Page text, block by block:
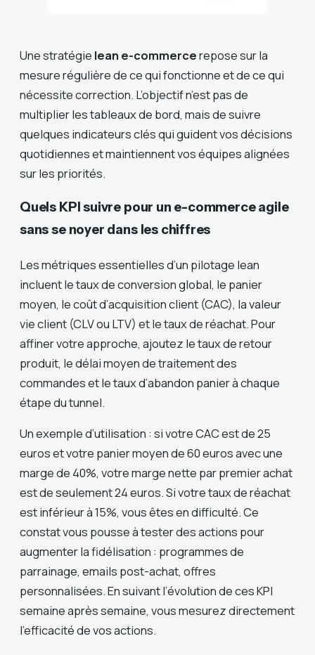
Une stratégie lean e-commercerepose sur la
mesure régulière de ce qui fonctionne et de ce qui
nécessite correction. L’objectif n’est pas de
multiplier les tableaux de bord, mais de suivre
quelques indicateurs clés qui guident vos décisions
quotidiennes et maintiennent vos équipes alignées
sur les priorités.
Quels KPI suivre pour un e-commerce agile
sans se noyer dans les chiffres
Les métriques essentielles d’un pilotage lean
incluent le taux de conversion global, le panier
moyen, le coût d’acquisition client (CAC), la valeur
vie client (CLV ou LTV) et le taux de réachat. Pour
affiner votre approche, ajoutez le taux de retour
produit, le délai moyen de traitement des
commandes et le taux d’abandon panier à chaque
étape du tunnel.
Un exemple d’utilisation : si votre CAC est de 25
euros et votre panier moyen de 60 euros avec une
marge de 40%, votre marge nette par premier achat
est de seulement 24 euros. Si votre taux de réachat
est inférieur à 15%, vous êtes en difficulté. Ce
constat vous pousse à tester des actions pour
augmenter la fidélisation : programmes de
parrainage, emails post-achat, offres
personnalisées. En suivant l’évolution de ces KPI
semaine après semaine, vous mesurez directement
l’efficacité de vos actions.